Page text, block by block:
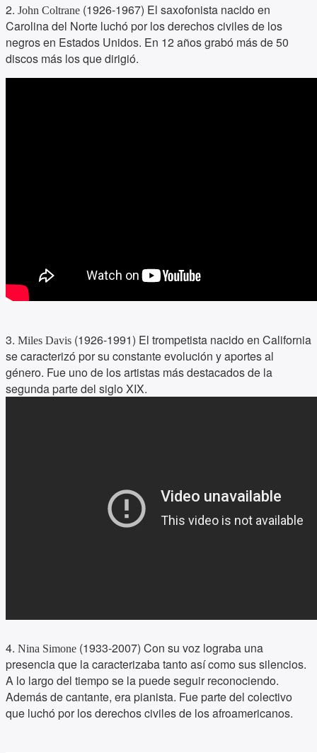
2. John Coltrane (1926-1967) El saxofonista nacido en
Carolina del Norte luchó por los derechos civiles de los
negros en Estados Unidos. En 12 años grabó más de 50
discos más los que dirigió.
3. Miles Davis (1926-1991) El trompetista nacido en California
se caracterizó por su constante evolución y aportes al
género. Fue uno de los artistas más destacados de la
segunda parte del siglo XIX.
4. Nina Simone (1933-2007) Con su voz lograba una
presencia que la caracterizaba tanto así como sus silencios.
A lo largo del tiempo se la puede seguir reconociendo.
Además de cantante, era pianista. Fue parte del colectivo
que luchó por los derechos civiles de los afroamericanos.